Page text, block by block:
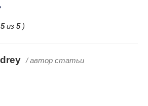
5из 5)
/ автор статьи